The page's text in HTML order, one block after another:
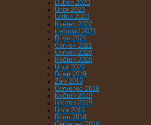
Duben 2023
Únor 2023
Leden 2023
Květen 2022
Listopad 2021
Říjen 2021
Červen 2021
Červen 2020
Květen 2020
Únor 2020
Říjen 2019
Září 2019
Červenec 2019
Květen 2019
Březen 2019
Únor 2019
Říjen 2018